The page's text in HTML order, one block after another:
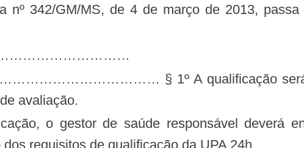
§ 1º A qualificação será
avaliação.
o gestor de saúde responsável deverá
requisitos de qualificação da UPA 24h.